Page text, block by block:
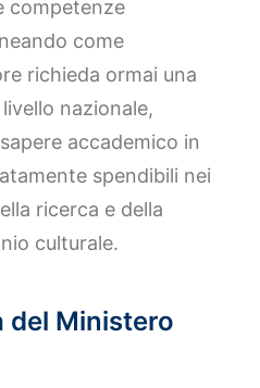
competenze
come
richieda ormai una
nazionale,
accademico in
spendibili nei
ricerca e della
culturale.
del Ministero